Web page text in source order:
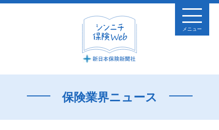
メニュー
保険業界ニュース